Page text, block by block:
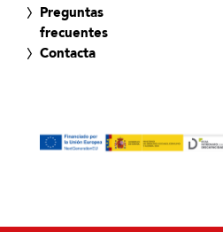
Preguntas
frecuentes
Contacta